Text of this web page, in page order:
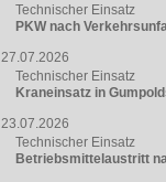
Technischer Einsatz
PKW nach
27.07.2026
Technischer Einsatz
Kraneinsatz in
23.07.2026
Technischer Einsatz
Betriebsmittelaustritt